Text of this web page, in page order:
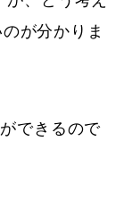
が分かりま
できるので